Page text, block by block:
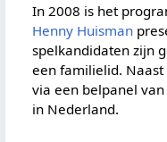
In 2008 is het
Henny Huisman
spelkandidaten zijn
een familielid.
via een belpanel
in Nederland.